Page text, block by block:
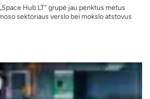
Hub LT“ grupė jau penktus metus
sektoriaus verslo bei mokslo atstovus